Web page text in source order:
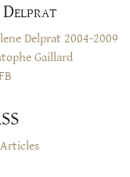
Delprat
Delprat 2004-2009
Gaillard